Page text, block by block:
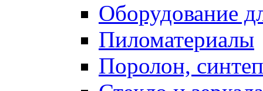
Оборудование
Пиломатериалы
Поролон,